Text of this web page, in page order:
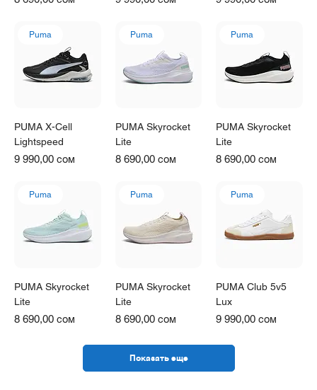
Puma
PUMA X-Cell
Lightspeed
Цена
9 990,00 сом
Puma
PUMA Skyrocket
Lite
Цена
8 690,00 сом
Puma
PUMA Skyrocket
Lite
Цена
8 690,00 сом
Puma
PUMA Skyrocket
Lite
Цена
8 690,00 сом
Puma
PUMA Skyrocket
Lite
Цена
8 690,00 сом
Puma
PUMA Club 5v5
Lux
Цена
9 990,00 сом
Показать еще